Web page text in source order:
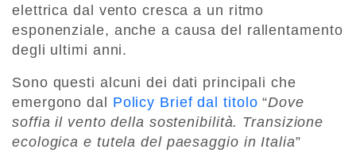
elettrica dal vento cresca a un ritmo
esponenziale, anche a causa del rallentamento
degli ultimi anni.
Sono questi alcuni dei dati principali che
emergono dal Policy Brief dal titolo “Dove
soffia il vento della sostenibilità. Transizione
ecologica e tutela del paesaggio in Italia”